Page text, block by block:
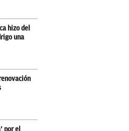
hizo del
una
por el